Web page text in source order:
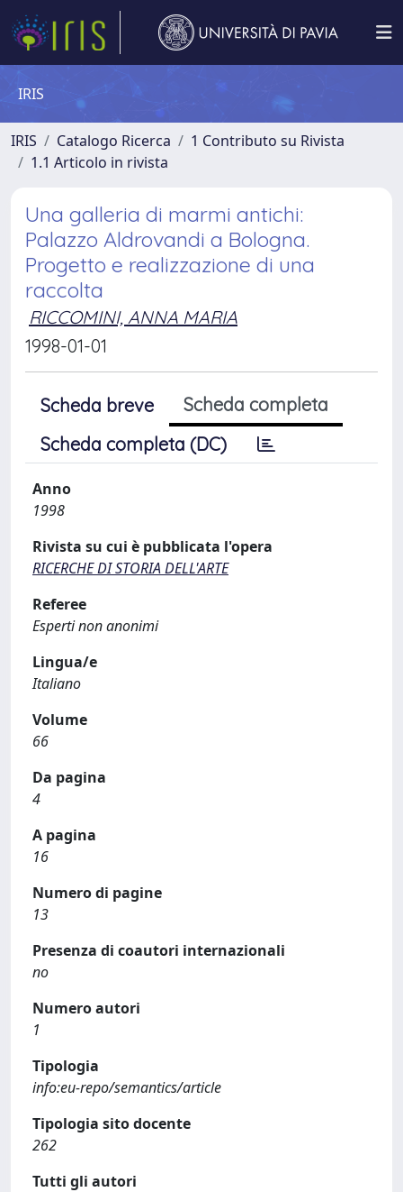
IRIS
IRIS Catalogo Ricerca
1 Contributo su Rivista
1.1 Articolo in rivista
Una galleria di marmi antichi:
Palazzo Aldrovandi a Bologna.
Progetto e realizzazione di una
raccolta
RICCOMINI, ANNA MARIA
1998-01-01
Scheda breve
Scheda completa
Scheda completa (DC)
Anno
1998
Rivista su cui è pubblicata l'opera
RICERCHE DI STORIA DELL'ARTE
Referee
Esperti non anonimi
Lingua/e
Italiano
Volume
66
Da pagina
4
A pagina
16
Numero di pagine
13
Presenza di coautori internazionali
no
Numero autori
1
Tipologia
info:eu-repo/semantics/article
Tipologia sito docente
262
Tutti gli autori